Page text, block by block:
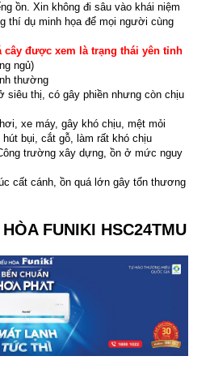
ồn. Xin không đi sâu vào khái niệm
thí dụ minh họa để mọi người cùng
cây được xem là trạng thái yên tỉnh
ngủ)
thường
siêu thị, có gây phiền nhưng còn chịu
xe máy, gây khó chịu, mệt mỏi
bụi, cắt gỗ, làm rất khó chịu
trường xây dựng, ồn ở mức nguy
cất cánh, ồn quá lớn gây tổn thương
FUNIKI HSC24TMU